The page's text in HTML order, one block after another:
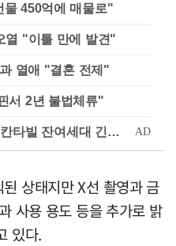
물 450억에 매물로"
열 "이틀 만에 발견"
열애 "결혼 전제"
서 2년 불법체류"
상태지만 X선 촬영과 금
사용 용도 등을 추가로 밝
있다.